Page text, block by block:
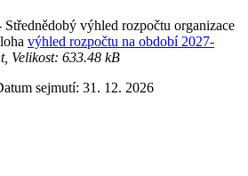
výhled rozpočtu organizace
výhled rozpočtu na období 2027-
Velikost: 633.48 kB
sejmutí: 31. 12. 2026